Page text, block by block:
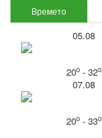
Времето
05.08
20o- 32o
07.08
20o- 33o